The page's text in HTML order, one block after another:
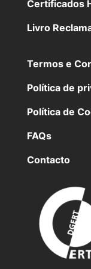
Certificados
Livro
Termos e
Política de
Política de
FAQs
Contacto